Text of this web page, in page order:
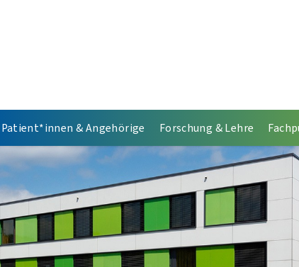
Patient*innen & Angehörige Forschung & Lehre